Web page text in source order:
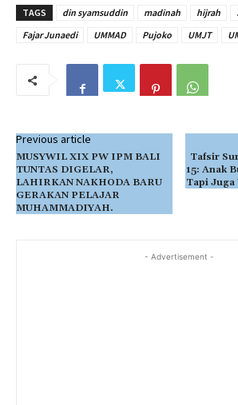
TAGS din syamsuddin madinah hijrah
Fajar Junaedi
UMMAD Pujoko UMJT
Previous article
MUSYWIL XIX PW IPM BALI
TUNTAS DIGELAR,
LAHIRKAN NAKHODA BARU
GERAKAN PELAJAR
MUHAMMADIYAH.
Tafsir
15: Anak
Tapi Juga
- Advertisement -